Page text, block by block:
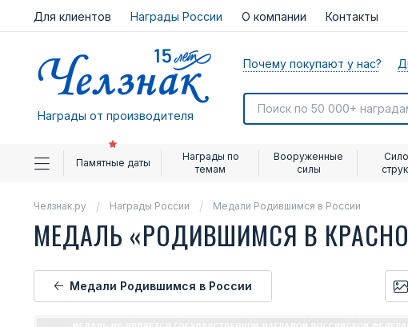
Для клиентов Награды России О компании Контакты
Награды от производителя
Почему покупают у нас?
Памятные даты
Награды по
темам
Вооруженные
силы
Челзнак.ру Награды России Медали Родившимся в России
МЕДАЛЬ «РОДИВШИМСЯ В
Медали Родившимся в России